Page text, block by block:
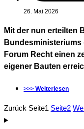
26. Mai 2026
Mit der nun erteilten
Bundesministeriums
Forum Recht einen
eigener Bauten
>>> Weiterlesen
Zurück Seite1 Seite2